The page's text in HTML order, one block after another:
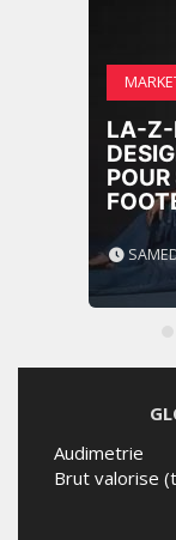
LA-Z-
POUR
Audimetrie
Brut valorise